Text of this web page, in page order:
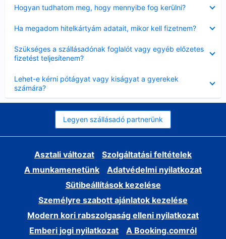
Hogyan tudhatom meg, hogy mennyibe fog kerülni?
Ha megadom hitelkártyám adatait, mikor kell fizetnem?
Szükséges a szállásadónak foglalót vagy egyéb előzetes
fizetést teljesítenem?
Lehet-e kérni pótágyat vagy kiságyat a gyerekek
számára?
Legyen szállásadó partnerünk
Asztali változat
Szolgáltatási feltételek
A munkamenetünk
Adatvédelmi nyilatkozat
Sütibeállítások kezelése
Személyre szabott ajánlatok kezelése
Modern kori rabszolgaság elleni nyilatkozat
Emberi jogi nyilatkozat
A Booking.comról